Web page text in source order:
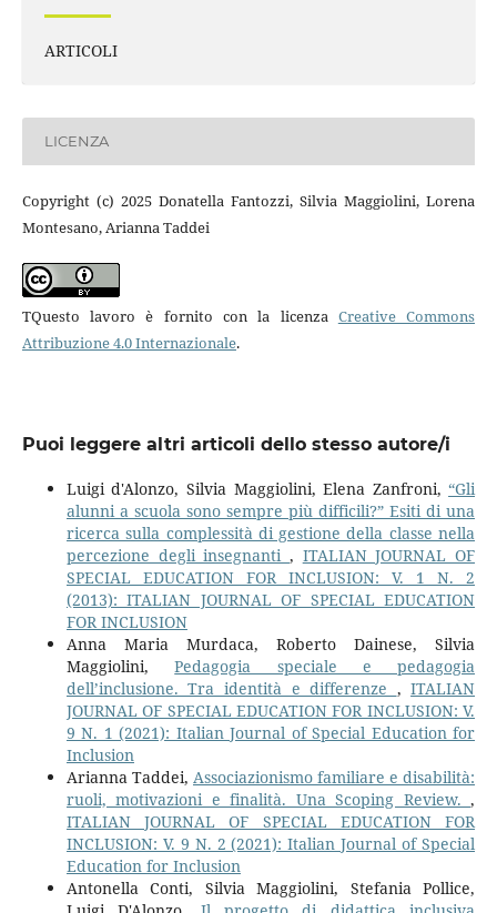
ARTICOLI
LICENZA
Copyright (c) 2025 Donatella Fantozzi, Silvia Maggiolini, Lorena
Montesano, Arianna Taddei
TQuesto lavoro è fornito con la licenza Creative Commons
Attribuzione 4.0 Internazionale.
Puoi leggere altri articoli dello stesso autore/i
Luigi d'Alonzo, Silvia Maggiolini, Elena Zanfroni,“Gli
alunni a scuola sono sempre più difficili?” Esiti di una
ricerca sulla complessità di gestione della classe nella
percezione degli insegnanti , ITALIAN JOURNAL OF
SPECIAL EDUCATION FOR INCLUSION: V. 1 N. 2
(2013): ITALIAN JOURNAL OF SPECIAL EDUCATION
FOR INCLUSION
Anna Maria Murdaca, Roberto Dainese, Silvia
Maggiolini,Pedagogia speciale e pedagogia
dell’inclusione. Tra identità e differenze ,ITALIAN
JOURNAL OF SPECIAL EDUCATION FOR INCLUSION: V.
9 N. 1 (2021): Italian Journal of Special Education for
Inclusion
Arianna Taddei, Associazionismo familiare e disabilità:
ruoli, motivazioni e finalità. Una Scoping Review.,
ITALIAN JOURNAL OF SPECIAL EDUCATION FOR
INCLUSION: V. 9 N. 2 (2021): Italian Journal of Special
Education for Inclusion
Antonella Conti, Silvia Maggiolini, Stefania Pollice,